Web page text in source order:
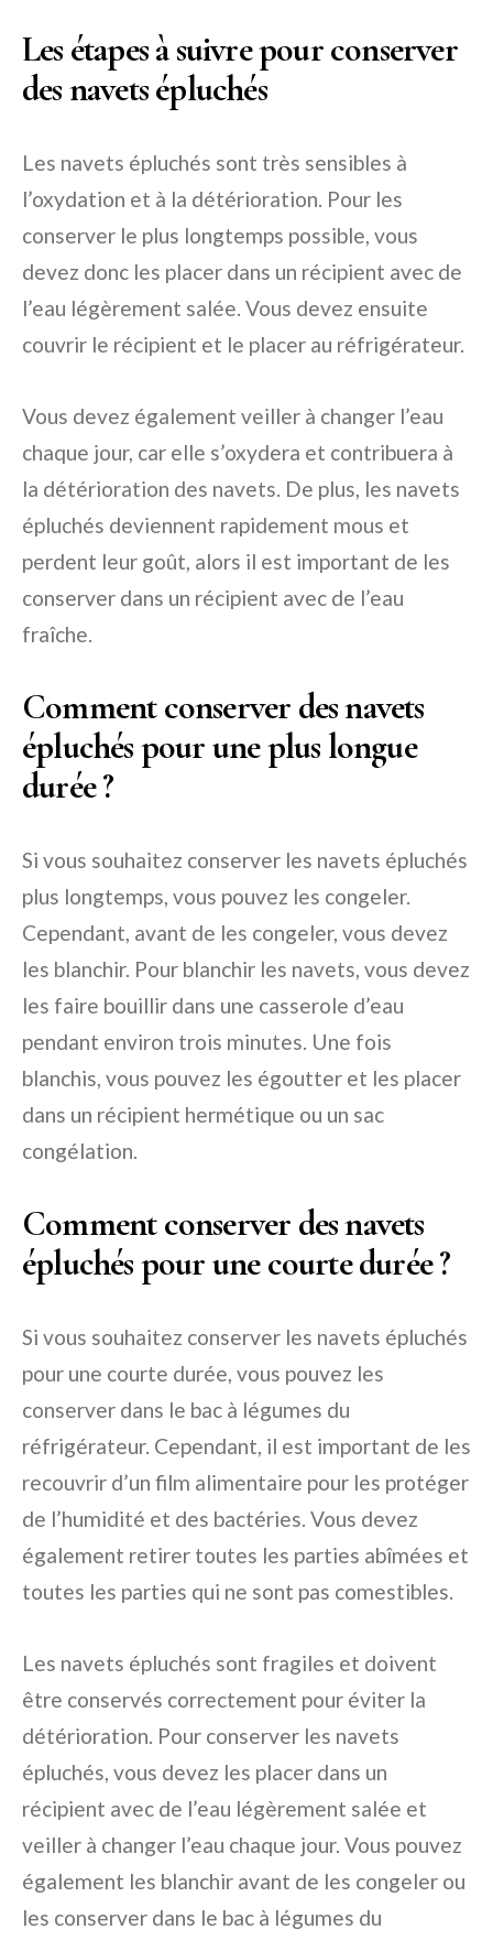
Les étapes à suivre pour conserver
des navets épluchés
Les navets épluchés sont très sensibles à
l’oxydation et à la détérioration. Pour les
conserver le plus longtemps possible, vous
devez donc les placer dans un récipient avec de
l’eau légèrement salée. Vous devez ensuite
couvrir le récipient et le placer au réfrigérateur.
Vous devez également veiller à changer l’eau
chaque jour, car elle s’oxydera et contribuera à
la détérioration des navets. De plus, les navets
épluchés deviennent rapidement mous et
perdent leur goût, alors il est important de les
conserver dans un récipient avec de l’eau
fraîche.
Comment conserver des navets
épluchés pour une plus longue
durée ?
Si vous souhaitez conserver les navets épluchés
plus longtemps, vous pouvez les congeler.
Cependant, avant de les congeler, vous devez
les blanchir. Pour blanchir les navets, vous devez
les faire bouillir dans une casserole d’eau
pendant environ trois minutes. Une fois
blanchis, vous pouvez les égoutter et les placer
dans un récipient hermétique ou un sac
congélation.
Comment conserver des navets
épluchés pour une courte durée ?
Si vous souhaitez conserver les navets épluchés
pour une courte durée, vous pouvez les
conserver dans le bac à légumes du
réfrigérateur. Cependant, il est important de les
recouvrir d’un film alimentaire pour les protéger
de l’humidité et des bactéries. Vous devez
également retirer toutes les parties abîmées et
toutes les parties qui ne sont pas comestibles.
Les navets épluchés sont fragiles et doivent
être conservés correctement pour éviter la
détérioration. Pour conserver les navets
épluchés, vous devez les placer dans un
récipient avec de l’eau légèrement salée et
veiller à changer l’eau chaque jour. Vous pouvez
également les blanchir avant de les congeler ou
les conserver dans le bac à légumes du